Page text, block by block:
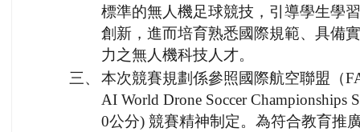
標準的無人機足球競技，引導學生學
創新，進而培育熟悉國際規範、具備
力之無人機科技人才。
三、 本次競賽規劃係參照國際航空聯盟（
AI World Drone Soccer Championships
0公分) 競賽精神制定。為符合教育推